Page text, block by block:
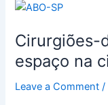
Cirurgiões-
espaço na
Leave a Comment /
Cirurgiões-
ganham
espaço
cirurgia